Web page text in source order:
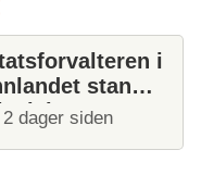
i
stanser
2 dager siden